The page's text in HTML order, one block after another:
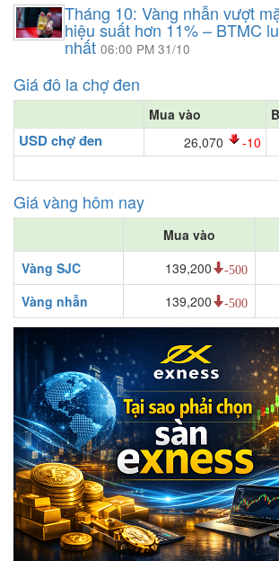
Tháng 10: Vàng nhẫn vượt
hiệu suất hơn 11% – BTMC
nhất06:00 PM 31/10
Giá đô la chợ đen
Mua vào
USD chợ đen 26,070 -10
Giá vàng hôm nay
Mua vào
Vàng SJC
139,200 -500
Vàng nhẫn 139,200 -500